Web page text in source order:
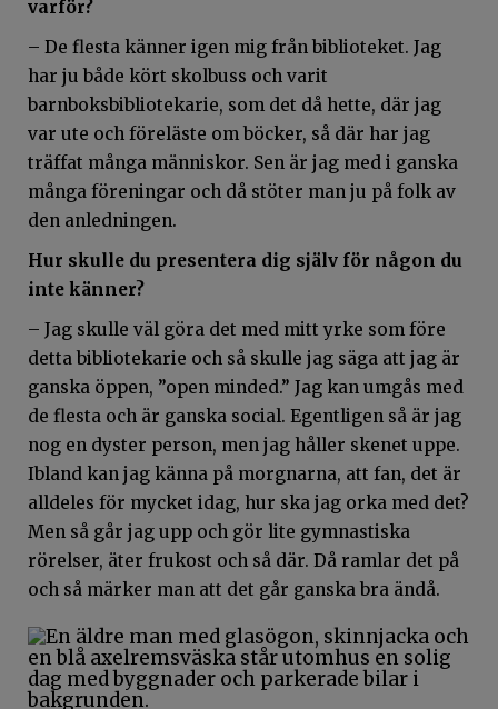
varför?
– De flesta känner igen mig från biblioteket. Jag
har ju både kört skolbuss och varit
barnboksbibliotekarie, som det då hette, där jag
var ute och föreläste om böcker, så där har jag
träffat många människor. Sen är jag med i ganska
många föreningar och då stöter man ju på folk av
den anledningen.
Hur skulle du presentera dig själv för någon du
inte känner?
– Jag skulle väl göra det med mitt yrke som före
detta bibliotekarie och så skulle jag säga att jag är
ganska öppen, ”open minded.” Jag kan umgås med
de flesta och är ganska social. Egentligen så är jag
nog en dyster person, men jag håller skenet uppe.
Ibland kan jag känna på morgnarna, att fan, det är
alldeles för mycket idag, hur ska jag orka med det?
Men så går jag upp och gör lite gymnastiska
rörelser, äter frukost och så där. Då ramlar det på
och så märker man att det går ganska bra ändå.